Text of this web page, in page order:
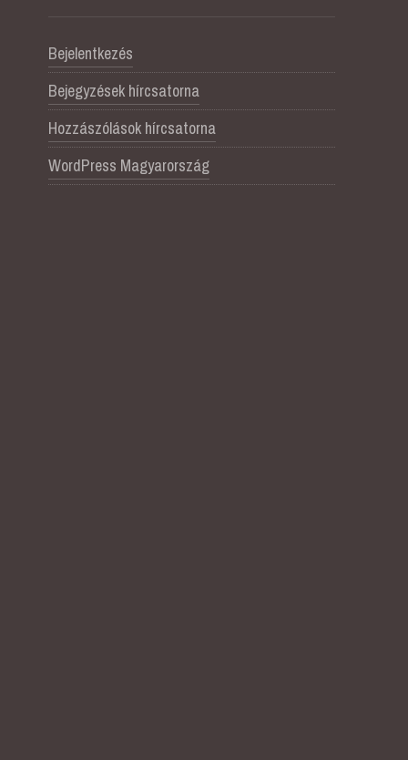
Bejelentkezés
Bejegyzések hírcsatorna
Hozzászólások hírcsatorna
WordPress Magyarország